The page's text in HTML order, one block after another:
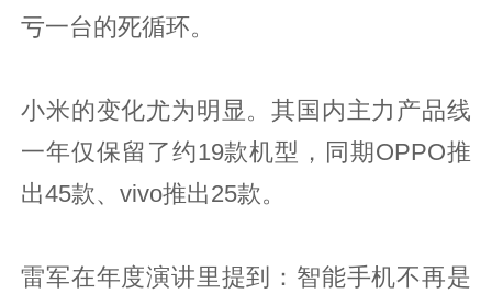
亏一台的死循环。
小米的变化尤为明显。其国内主力产品线
一年仅保留了约19款机型，同期OPPO推
出45款、vivo推出25款。
雷军在年度演讲里提到：智能手机不再是